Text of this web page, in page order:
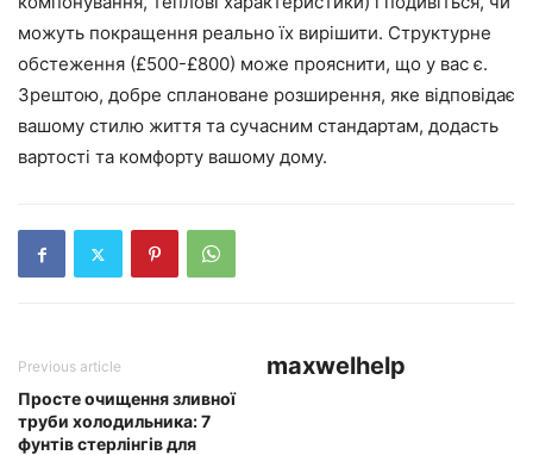
можуть покращення реально їх вирішити. Структурне
обстеження (£500-£800) може прояснити, що у вас є.
Зрештою, добре сплановане розширення, яке відповідає
вашому стилю життя та сучасним стандартам, додасть
вартості та комфорту вашому дому.
Previous article
Просте очищення зливної
труби холодильника: 7
фунтів стерлінгів для
maxwelhelp